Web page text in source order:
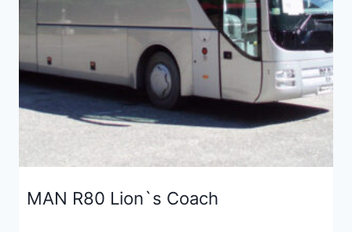
MAN R80 Lion`s Coach